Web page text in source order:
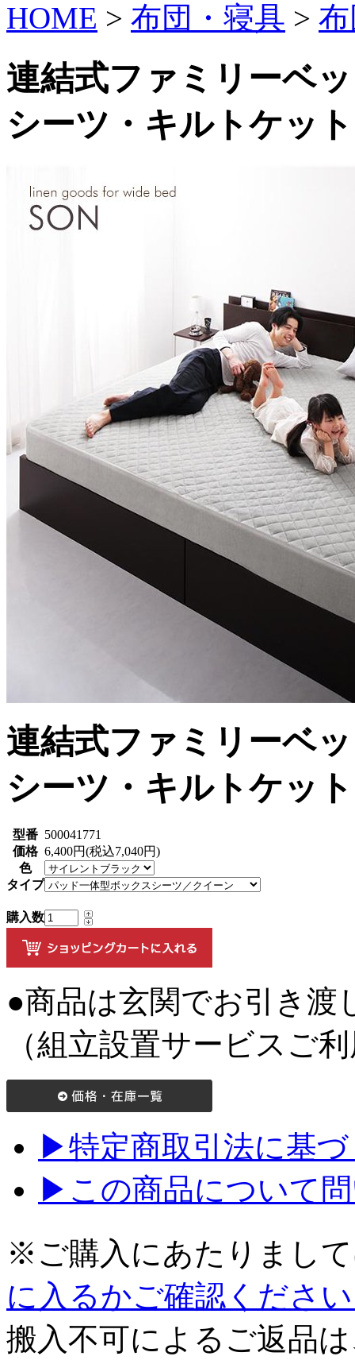
HOME > 布団・寝具 >
連結式ファミリーベ
シーツ・キルトケッ
連結式ファミリーベ
シーツ・キルトケッ
型番 500041771
価格 6,400円(税込7,040円)
色
タイプ
購入数
●商品は玄関でお引き渡
（組立設置サービスご
▶特定商取引法に基
▶この商品について
※ご購入にあたりまし
に入るかご確認くださ
搬入不可によるご返品